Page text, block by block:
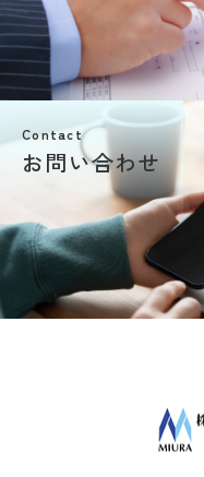
Contact
お問い合わせ